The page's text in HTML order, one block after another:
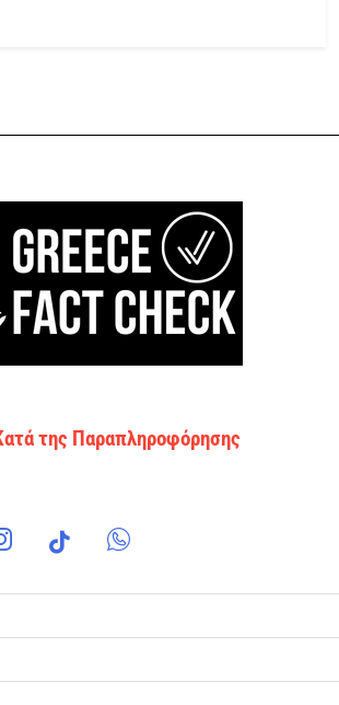
της Παραπληροφόρησης